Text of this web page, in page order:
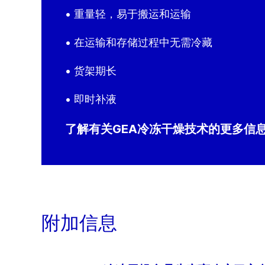
• 重量轻，易于搬运和运输
• 在运输和存储过程中无需冷藏
• 货架期长
• 即时补液
了解有关GEA冷冻干燥技术的更多信
附加信息